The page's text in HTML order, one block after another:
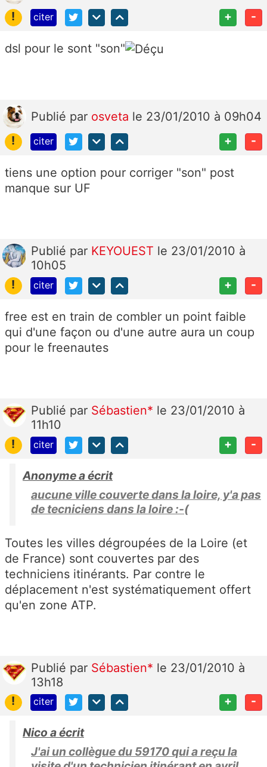
!
citer + -
dsl pour le sont "son"
Publié par osveta le 23/01/2010 à 09h04
!
citer + -
tiens une option pour corriger "son" post
manque sur UF
Publié par KEYOUEST le 23/01/2010 à
10h05
!
citer + -
free est en train de combler un point faible
qui d'une façon ou d'une autre aura un coup
pour le freenautes
Publié par Sébastien* le 23/01/2010 à
11h10
!
citer + -
Anonyme a écrit
aucune ville couverte dans la loire, y'a pas
de tecniciens dans la loire :-(
Toutes les villes dégroupées de la Loire (et
de France) sont couvertes par des
techniciens itinérants. Par contre le
déplacement n'est systématiquement offert
qu'en zone ATP.
Publié par Sébastien* le 23/01/2010 à
13h18
!
citer + -
Nico a écrit
J'ai un collègue du 59170 qui a reçu la